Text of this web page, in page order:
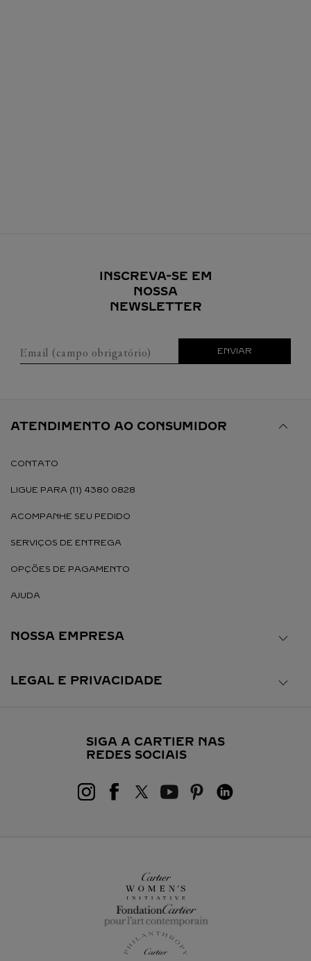
INSCREVA-SE EM
NOSSA
NEWSLETTER
Email (campo obrigatório) ENVIAR
ATENDIMENTO AO CONSUMIDOR
CONTATO
LIGUE PARA (11) 4380 0828
ACOMPANHE SEU PEDIDO
SERVIÇOS DE ENTREGA
OPÇÕES DE PAGAMENTO
AJUDA
NOSSA EMPRESA
LEGAL E PRIVACIDADE
SIGA A CARTIER NAS
REDES SOCIAIS